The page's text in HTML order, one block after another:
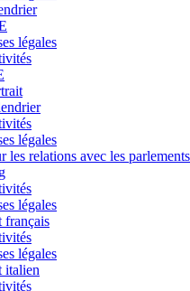
légales
légales
les relations avec les
légales
français
légales
italien